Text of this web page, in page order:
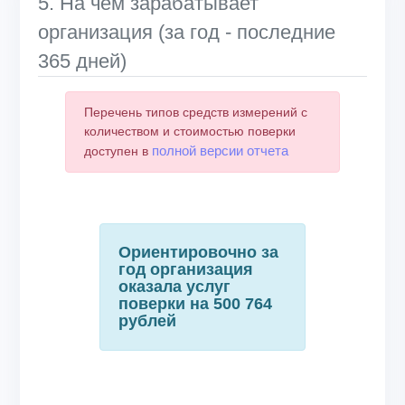
организация (за год - последние
365 дней)
Перечень типов средств измерений с
количеством и стоимостью поверки
доступен в полной версии отчета
Ориентировочно за
год организация
оказала услуг
поверки на 500 764
рублей